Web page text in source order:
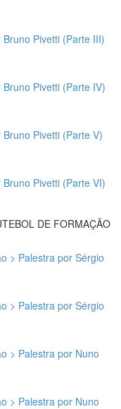
Pivetti (Parte III)
Pivetti (Parte IV)
Pivetti (Parte V)
Pivetti (Parte VI)
DE FORMAÇÃO
> Palestra por Sérgio
> Palestra por Sérgio
> Palestra por Nuno
> Palestra por Nuno